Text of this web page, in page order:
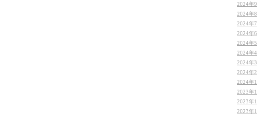
2024年
2024年
2024年
2024年
2024年
2024年
2024年
2024年
2024年
2023年
2023年
2023年